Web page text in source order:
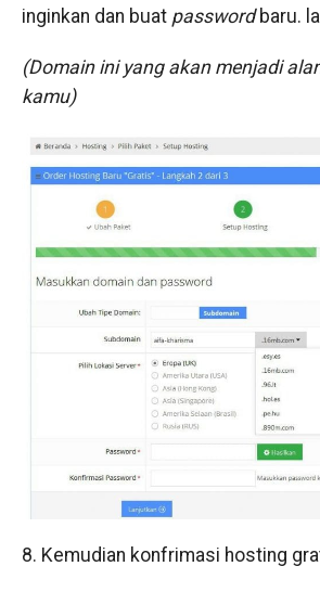
inginkan dan buat passwordbaru.
(Domain ini yang akan menjadi
kamu)
8. Kemudian konfrimasi hosting